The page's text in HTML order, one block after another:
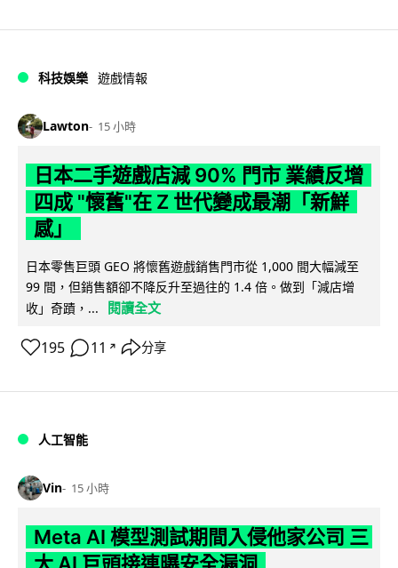
科技娛樂 遊戲情報
Lawton 15 小時
日本二手遊戲店減 90% 門市 業績反增
四成 "懷舊"在 Z 世代變成最潮「新鮮
感」
日本零售巨頭 GEO 將懷舊遊戲銷售門市從 1,000 間大幅減至
99 間，但銷售額卻不降反升至過往的 1.4 倍。做到「減店增
收」奇蹟，...
閱讀全文
195 11 ↗ 分享
人工智能
Vin 15 小時
Meta AI 模型測試期間入侵他家公司 三
大 AI 巨頭接連曝安全漏洞